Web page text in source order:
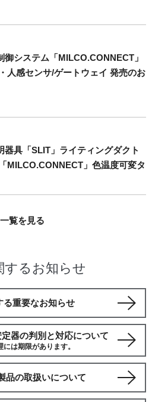
御システム「MILCO.CONNECT」
人感センサ/ゲートウェイ 発売のお
器具「SLIT」ライティングダクト
MILCO.CONNECT」色温度可変タ
一覧を見る
するお知らせ
る重要なお知らせ
器の判別と対応について
は期限があります。
品の取扱いについて